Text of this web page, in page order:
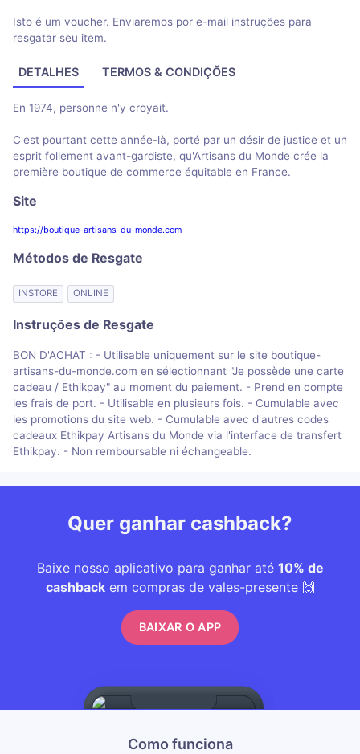
Isto é um voucher. Enviaremos por e-mail instruções para
resgatar seu item.
DETALHES TERMOS & CONDIÇÕES
En 1974, personne n'y croyait.
C'est pourtant cette année-là, porté par un désir de justice et un
esprit follement avant-gardiste, qu'Artisans du Monde crée la
première boutique de commerce équitable en France.
Site
https://boutique-artisans-du-monde.com
Métodos de Resgate
INSTORE ONLINE
Instruções de Resgate
BON D'ACHAT : - Utilisable uniquement sur le site boutique-
artisans-du-monde.com en sélectionnant "Je possède une carte
cadeau / Ethikpay" au moment du paiement. - Prend en compte
les frais de port. - Utilisable en plusieurs fois. - Cumulable avec
les promotions du site web. - Cumulable avec d'autres codes
cadeaux Ethikpay Artisans du Monde via l'interface de transfert
Ethikpay. - Non remboursable ni échangeable.
Quer ganhar cashback?
Baixe nosso aplicativo para ganhar até 10% de
cashbackem compras de vales-presente 🙌
BAIXAR O APP
Como funciona